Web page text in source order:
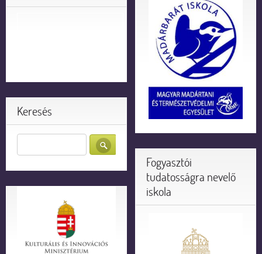
Keresés
Fogyasztói
tudatosságra nevelő
iskola